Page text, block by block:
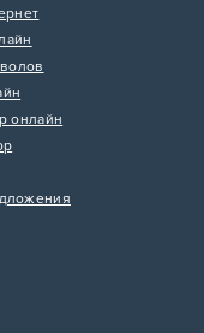
онлайн